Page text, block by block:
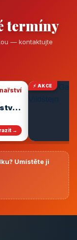
termíny
— kontaktujte
→
⚡ AKCE
Umístěte ji